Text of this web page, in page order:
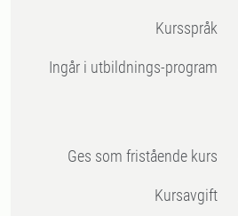
Kursspråk
Ingår i utbildnings-program
Ges som fristående kurs
Kursavgift